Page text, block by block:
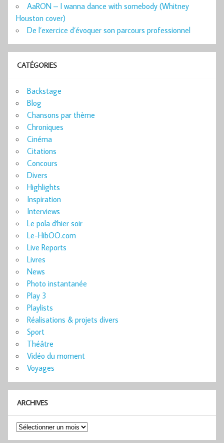
AaRON – I wanna dance with somebody (Whitney
Houston cover)
De l’exercice d’évoquer son parcours professionnel
CATÉGORIES
Backstage
Blog
Chansons par thème
Chroniques
Cinéma
Citations
Concours
Divers
Highlights
Inspiration
Interviews
Le pola d'hier soir
Le-HibOO.com
Live Reports
Livres
News
Photo instantanée
Play 3
Playlists
Réalisations & projets divers
Sport
Théâtre
Vidéo du moment
Voyages
ARCHIVES
Archives